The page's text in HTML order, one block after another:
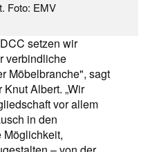
Foto: EMV
setzen wir
verbindliche
Möbelbranche", sagt
Albert. „Wir
vor allem
in den
Möglichkeit,